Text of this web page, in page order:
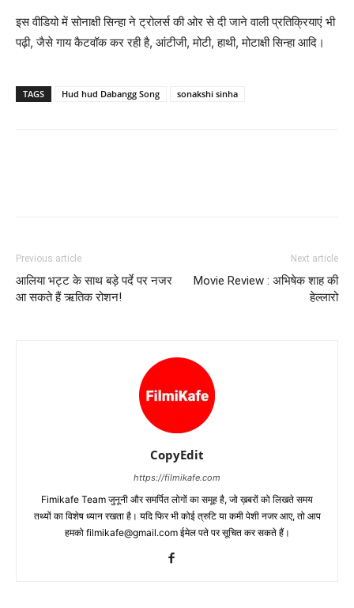
इस वीडियो में सोनाक्षी सिन्‍हा ने ट्रोलर्स की ओर से दी जाने वाली प्रतिक्रियाएं भी
पढ़ी, जैसे गाय कैटवॉक कर रही है, आंटीजी, मोटी, हाथी, मोटाक्षी सिन्‍हा आदि।
TAGS Hud hud Dabangg Song sonakshi sinha
Previous article
आलिया भट्ट के साथ बड़े पर्दे पर नजर
आ सकते हैं ऋतिक रोशन!
Next article
Movie Review : अभिषेक शाह की
हेल्‍लारो
CopyEdit
https://filmikafe.com
Fimikafe Team जुनूनी और समर्पित लोगों का समूह है, जो ख़बरों को लिखते समय
तथ्‍यों का विशेष ध्‍यान रखता है। यदि फिर भी कोई त्रुटि या कमी पेशी नजर आए, तो आप
हमको filmikafe@gmail.com ईमेल पते पर सूचित कर सकते हैं।